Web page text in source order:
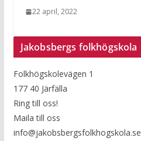
22 april, 2022
Jakobsbergs folkhögskola
Folkhögskolevägen 1
177 40 Järfälla
Ring till oss!
Maila till oss
info@jakobsbergsfolkhogskola.se